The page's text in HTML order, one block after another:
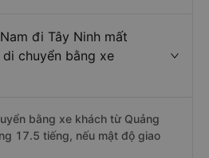
đi Tây Ninh mất
chuyển bằng xe
bằng xe khách từ Quảng
17.5 tiếng, nếu mật độ giao